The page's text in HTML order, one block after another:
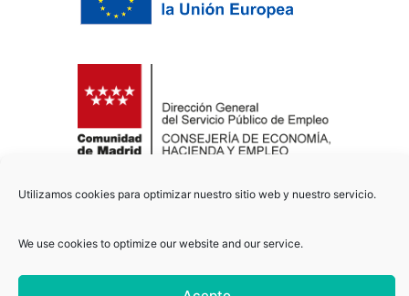
Utilizamos cookies para optimizar nuestro sitio web y nuestro servicio.
We use cookies to optimize our website and our service.
reservados